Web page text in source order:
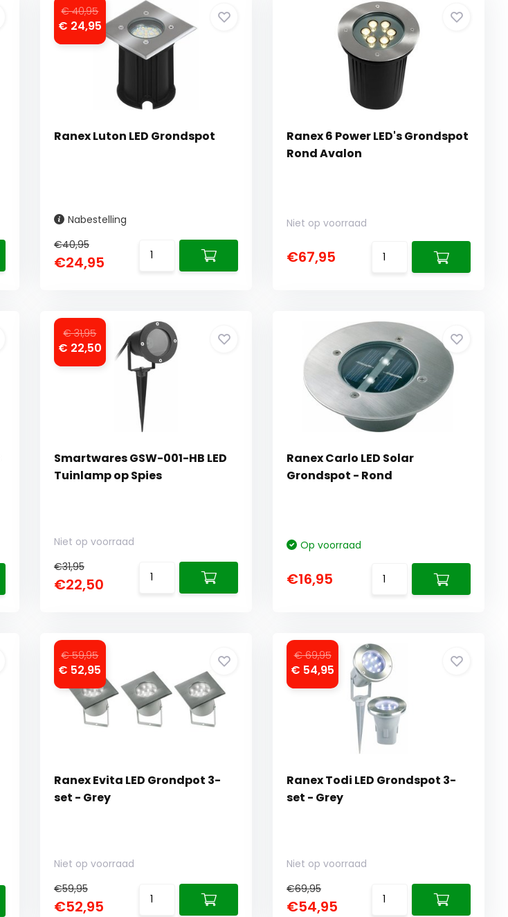
€ 40,95
€ 24,95
Ranex Luton LED Grondspot
Nabestelling
€40,95
€24,95
Ranex 6 Power LED's Grondspot
Rond Avalon
Niet op voorraad
€67,95
€ 31,95
€ 22,50
Smartwares GSW-001-HB LED
Tuinlamp op Spies
Niet op voorraad
€31,95
€22,50
Ranex Carlo LED Solar
Grondspot - Rond
Op voorraad
€16,95
€ 59,95
€ 52,95
Ranex Evita LED Grondpot 3-
set - Grey
Niet op voorraad
€59,95
€52,95
€ 69,95
€ 54,95
Ranex Todi LED Grondspot 3-
set - Grey
Niet op voorraad
€69,95
€54,95